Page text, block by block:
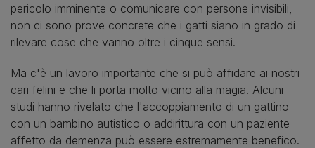
pericolo imminente o comunicare con persone invisibili,
non ci sono prove concrete che i gatti siano in grado di
rilevare cose che vanno oltre i cinque sensi.
Ma c'è un lavoro importante che si può affidare ai nostri
cari felini e che li porta molto vicino alla magia. Alcuni
studi hanno rivelato che l'accoppiamento di un gattino
con un bambino autistico o addirittura con un paziente
affetto da demenza può essere estremamente benefico.